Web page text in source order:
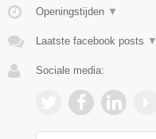
Openingstijden ▼
Laatste facebook posts ▼
Sociale media: